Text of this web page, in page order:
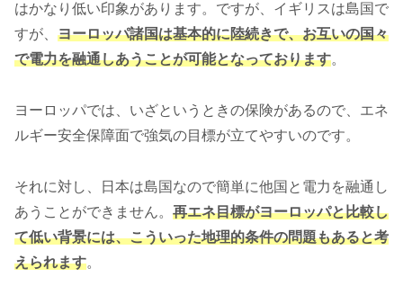
はかなり低い印象があります。ですが、イギリスは島国で
すが、 ヨーロッパ諸国は基本的に陸続きで、お互いの国々
で電力を融通しあうことが可能となっております。
ヨーロッパでは、いざというときの保険があるので、エネ
ルギー安全保障面で強気の目標が立てやすいのです。
それに対し、日本は島国なので簡単に他国と電力を融通し
あうことができません。 再エネ目標がヨーロッパと比較し
て低い背景には、こういった地理的条件の問題もあると考
えられます。